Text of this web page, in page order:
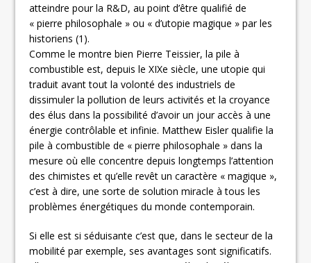
atteindre pour la R&D, au point d’être qualifié de
« pierre philosophale » ou « d’utopie magique » par les
historiens (1).
Comme le montre bien Pierre Teissier, la pile à
combustible est, depuis le XIXe siècle, une utopie qui
traduit avant tout la volonté des industriels de
dissimuler la pollution de leurs activités et la croyance
des élus dans la possibilité d’avoir un jour accès à une
énergie contrôlable et infinie. Matthew Eisler qualifie la
pile à combustible de « pierre philosophale » dans la
mesure où elle concentre depuis longtemps l’attention
des chimistes et qu’elle revêt un caractère « magique »,
c’est à dire, une sorte de solution miracle à tous les
problèmes énergétiques du monde contemporain.
Si elle est si séduisante c’est que, dans le secteur de la
mobilité par exemple, ses avantages sont significatifs.